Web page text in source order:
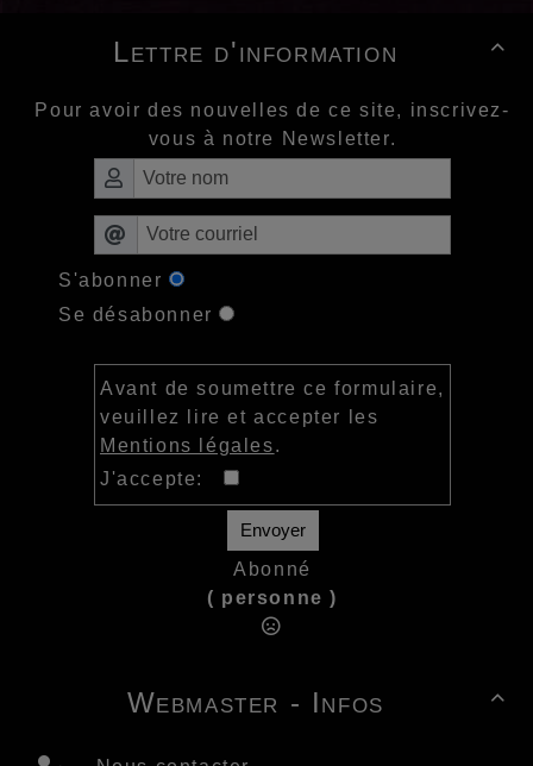

Lettre d'information
Pour avoir des nouvelles de ce site, inscrivez-
vous à notre Newsletter.
S'abonner
Se désabonner
Avant de soumettre ce formulaire,
veuillez lire et accepter les
Mentions légales.
J'accepte:
Envoyer
Abonné
( personne )

Webmaster - Infos